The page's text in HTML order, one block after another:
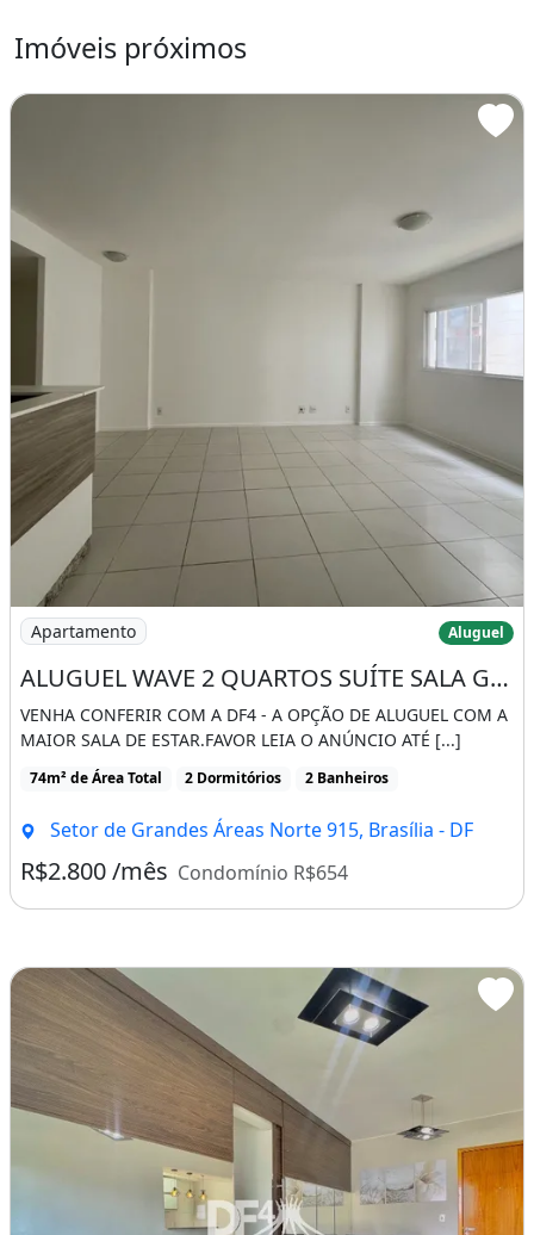
condomínio e IPTU podem sofrer alterações
sem aviso prévio.
Consulte sempre nossa equipe para
Características do apartamento:
Churrasqueira
Academia
Churrasqueira Guarda roupa Piscina
Imóveis próximos
Imagem: ALUGUEL WAVE 2 QUARTOS SUÍTE SALA
Apartamento Aluguel
ALUGUEL WAVE 2 QUARTOS SUÍTE SALA GRANDE
VENHA CONFERIR COM A DF4 - A OPÇÃO DE ALUGUEL COM A
MAIOR SALA DE ESTAR.FAVOR LEIA O ANÚNCIO ATÉ [...]
74m² de Área Total 2 Dormitórios 2 Banheiros
Setor de Grandes Áreas Norte 915, Brasília - DF
R$2.800 /mês Condomínio R$654